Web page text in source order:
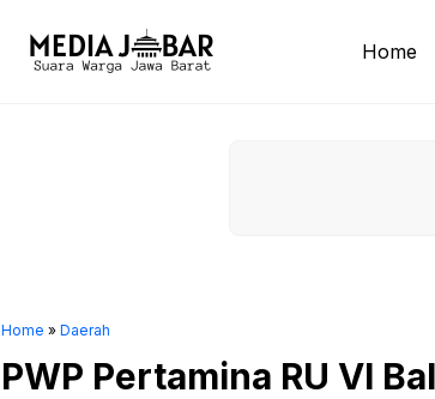
Home
Home » Daerah
PWP Pertamina RU VI